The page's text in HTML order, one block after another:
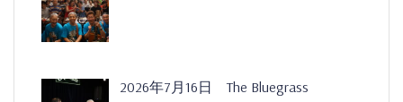
2026年7月16日 The Bluegrass